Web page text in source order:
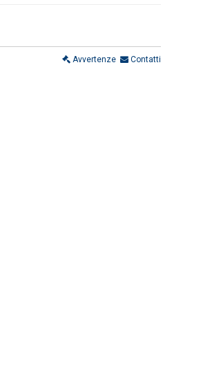
Avvertenze Contatti